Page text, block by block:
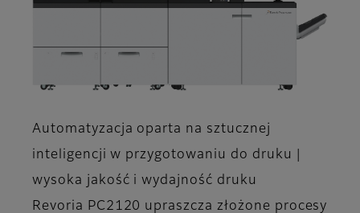
Automatyzacja oparta na sztucznej
inteligencji w przygotowaniu do druku |
wysoka jakość i wydajność druku
Revoria PC2120 upraszcza złożone procesy